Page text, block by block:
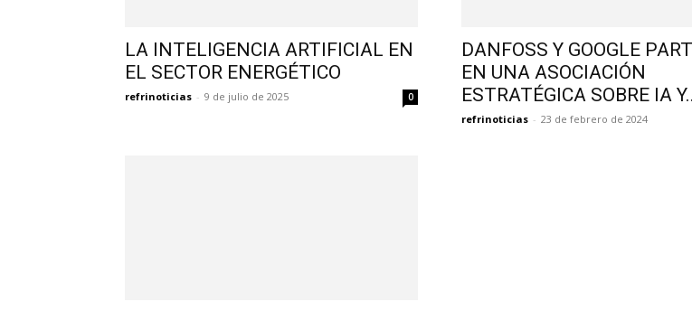
LA INTELIGENCIA ARTIFICIAL EN
EL SECTOR ENERGÉTICO
refrinoticias - 9 de julio de 2025 0
DANFOSS Y GOOGLE
EN UNA ASOCIACIÓN
ESTRATÉGICA SOBRE IA
refrinoticias - 23 de febrero de 2024